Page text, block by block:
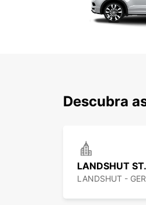
Descubra
LANDSHUT
LANDSHUT -